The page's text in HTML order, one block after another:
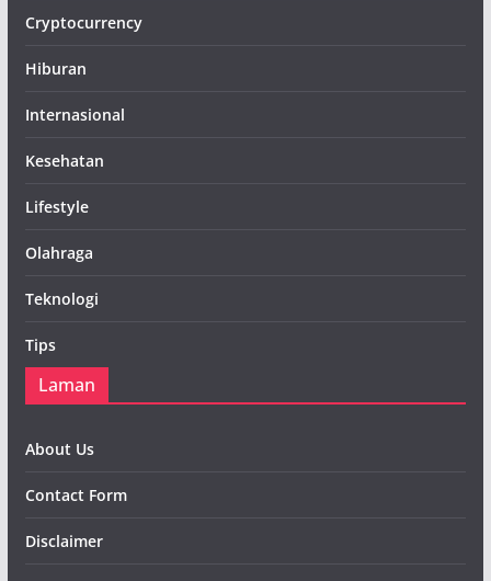
Cryptocurrency
Hiburan
Internasional
Kesehatan
Lifestyle
Olahraga
Teknologi
Tips
Laman
About Us
Contact Form
Disclaimer